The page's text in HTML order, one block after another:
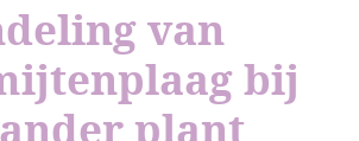
van
bij
plant